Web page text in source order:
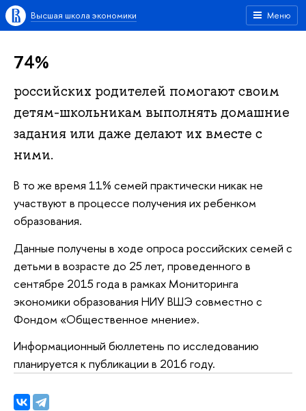
Меню
Высшая школа экономики
74%
российских родителей помогают своим
детям-школьникам выполнять домашние
задания или даже делают их вместе с
ними.
В то же время 11% семей практически никак не
участвуют в процессе получения их ребенком
образования.
Данные получены в ходе опроса российских семей с
детьми в возрасте до 25 лет, проведенного в
сентябре 2015 года в рамках Мониторинга
экономики образования НИУ ВШЭ совместно с
Фондом «Общественное мнение».
Информационный бюллетень по исследованию
планируется к публикации в 2016 году.